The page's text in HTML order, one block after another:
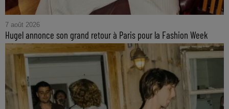
7 août 2026
Hugel annonce son grand retour à Paris pour la Fashion Week